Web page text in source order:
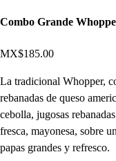
Combo Grande
MX$185.00
La tradicional Whopper,
rebanadas de queso
cebolla, jugosas
fresca, mayonesa, sobre
papas grandes y refresco.